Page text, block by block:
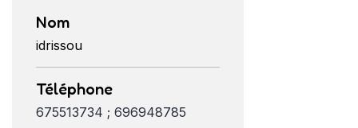
Nom
idrissou
Téléphone
675513734 ; 696948785